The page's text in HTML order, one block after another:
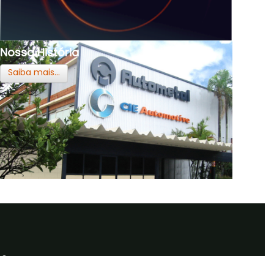
Nossa História
Saiba mais...